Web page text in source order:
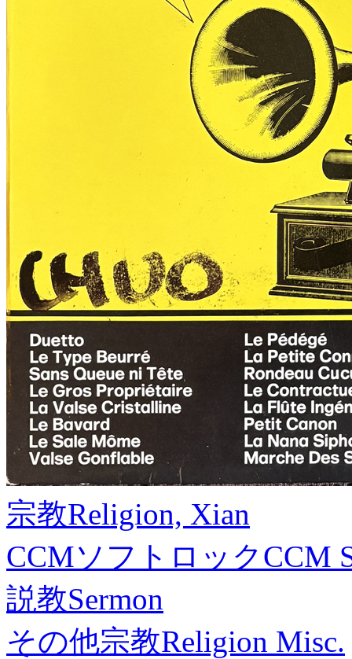
宗教Religion, Xian
CCMソフトロックCCM
説教Sermon
その他宗教Religion Misc.